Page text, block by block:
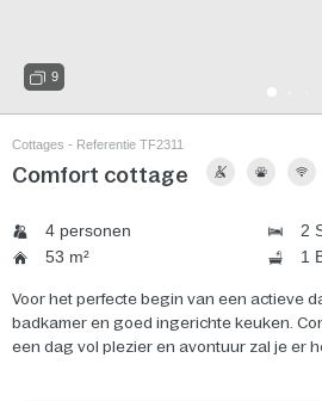
9
Cottages - Referentie TF2311
Comfort cottage
4 personen
2
53 m²
1
Voor het perfecte begin van een actieve
badkamer en goed ingerichte keuken.
een dag vol plezier en avontuur zal je er